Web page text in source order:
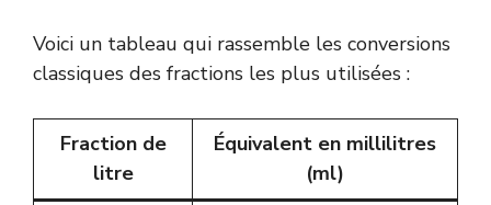
Voici un tableau qui rassemble les conversions
classiques des fractions les plus utilisées :
Fraction de
litre
Équivalent en millilitres
(ml)